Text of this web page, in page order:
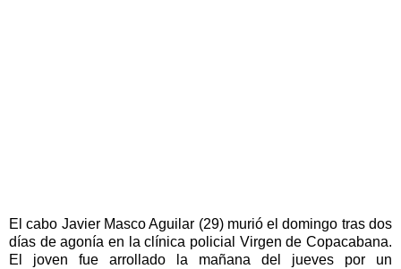
El cabo Javier Masco Aguilar (29) murió el domingo tras dos
días de agonía en la clínica policial Virgen de Copacabana.
El joven fue arrollado la mañana del jueves por un